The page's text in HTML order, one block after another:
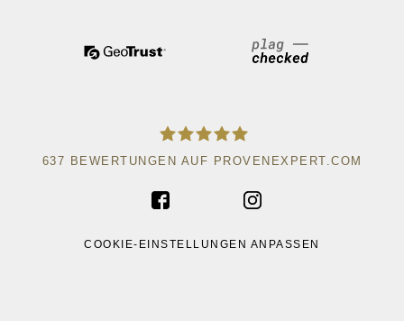
ACAD WRITE
637 BEWERTUNGEN AUF PROVENEXPERT.COM
COOKIE-EINSTELLUNGEN ANPASSEN